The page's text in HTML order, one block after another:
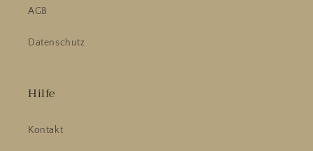
AGB
Datenschutz
Hilfe
Kontakt